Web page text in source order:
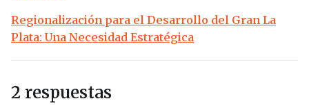
Regionalización para el Desarrollo del Gran La
Plata: Una Necesidad Estratégica
2 respuestas